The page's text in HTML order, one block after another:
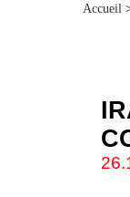
Accueil